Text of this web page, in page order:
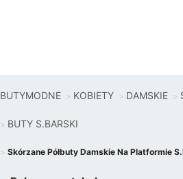
BUTYMODNE KOBIETY DAMSKIE
BUTY S.BARSKI
Skórzane Półbuty Damskie Na Platformie